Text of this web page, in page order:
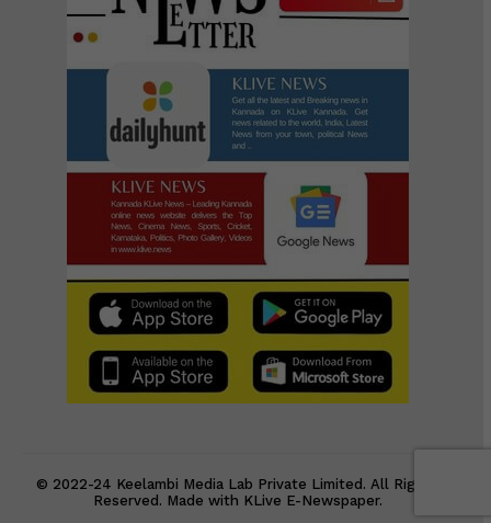
© 2022-24 Keelambi Media Lab Private Limited. All Rights
Reserved. Made with KLive E-Newspaper.